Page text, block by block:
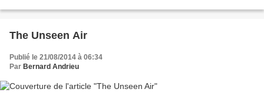
The Unseen Air
Publié le 21/08/2014 à 06:34
Par Bernard Andrieu